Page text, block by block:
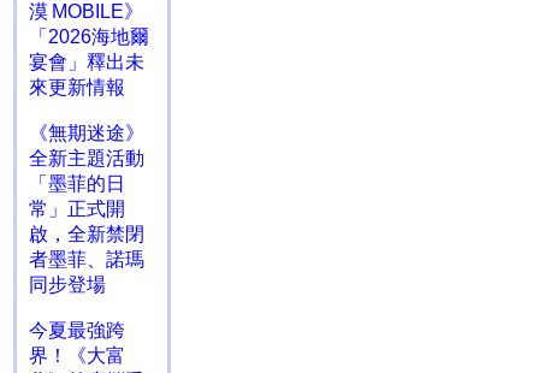
漠 MOBILE》
「2026海地爾
宴會」釋出未
來更新情報
《無期迷途》
全新主題活動
「墨菲的日
常」正式開
啟，全新禁閉
者墨菲、諾瑪
同步登場
今夏最強跨
界！《大富